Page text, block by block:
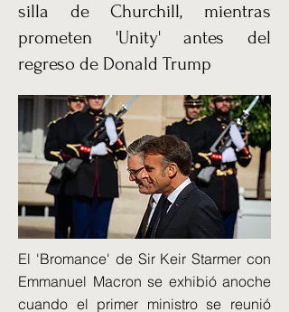
silla de Churchill, mientras
prometen 'Unity' antes del
regreso de Donald Trump
El 'Bromance' de Sir Keir Starmer con
Emmanuel Macron se exhibió anoche
cuando el primer ministro se reunió